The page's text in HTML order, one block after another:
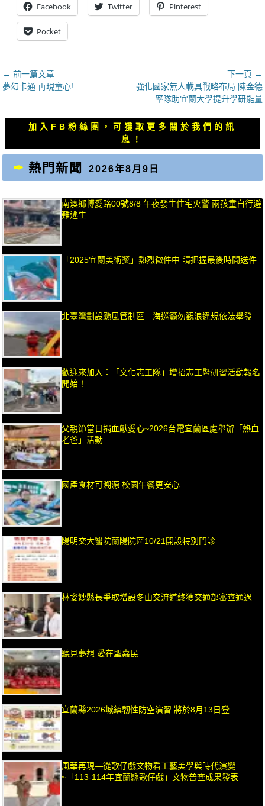
Facebook Twitter Pinterest
Pocket
文
章
覽
← 前一篇文章
上
夢幻卡通 再現童心!
下一頁 →
下
文
章：
強化國家無人載具戰略布局 陳金德
率隊助宜蘭大學提升學研能量
加入FB粉絲團，可獲取更多關於我們的訊
息！
熱門新聞 2026年8月9日
南澳鄉博愛路00號8/8 午夜發生住宅火警 兩孩童自行避
難逃生
「2025宜蘭美術獎」熱烈徵件中 請把握最後時間送件
北臺灣劃設颱風管制區 海巡籲勿觀浪違規依法舉發
歡迎來加入：「文化志工隊」增招志工暨研習活動報名
開始！
父親節當日捐血獻愛心~2026台電宜蘭區處舉辦「熱血
老爸」活動
國產食材可溯源 校園午餐更安心
陽明交大醫院蘭陽院區10/21開設特別門診
林姿妙縣長爭取增設冬山交流道終獲交通部審查通過
聽見夢想 愛在聖嘉民
宜蘭縣2026城鎮韌性防空演習 將於8月13日登
風華再現—從歌仔戲文物看工藝美學與時代演變
~「113-114年宜蘭縣歌仔戲」文物普查成果發表